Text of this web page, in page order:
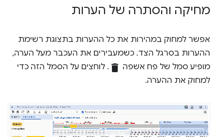
מחיקה והסתרה של הערות
אפשר למחוק במהירות את כל ההערות בתצוגת רשימת
ההערות בסרגל הצד. כשמעבירים את העכבר מעל הערה,
מופיע סמל של פח אשפה delete . לוחצים על הסמל הזה כדי
למחוק את ההערה.